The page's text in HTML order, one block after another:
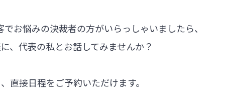
お悩みの決裁者の方がいらっしゃいましたら、
、代表の私とお話してみませんか？
直接日程をご予約いただけます。